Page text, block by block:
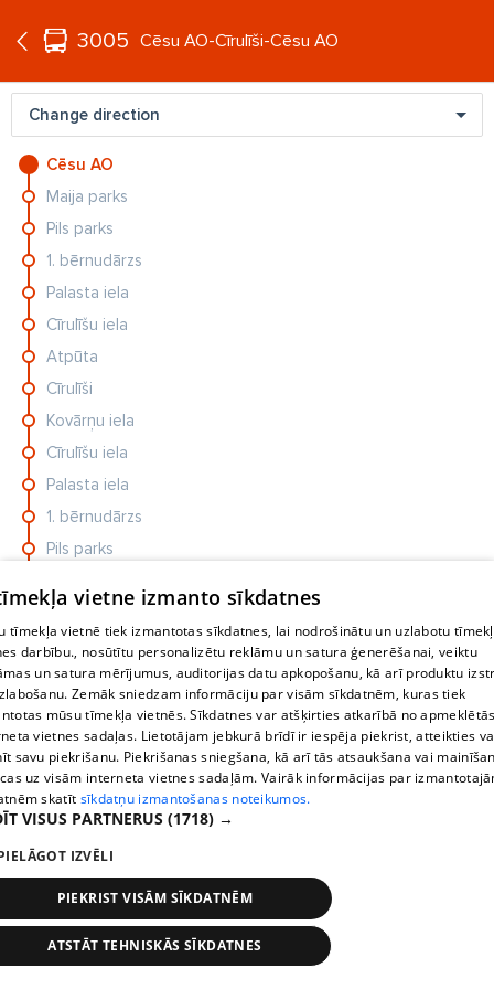
EN
3005 Cēsu AO-Cīrulīši-Cēsu AO
Change direction
Cēsu AO
Maija parks
Pils parks
1. bērnudārzs
Palasta iela
Cīrulīšu iela
Atpūta
Cīrulīši
Kovārņu iela
Cīrulīšu iela
Palasta iela
1. bērnudārzs
Pils parks
Cēsu AO
Stops Times
CIEMOS
FOTO: Vieta romantikai un ballītēm. Kā Andrejeva un
vietne izmanto sīkdatnes
tīmekļa vietnē tiek izmantotas sīkdatnes, lai nodrošinātu un uzlabotu
darbību., nosūtītu personalizētu reklāmu un satura ģenerēšanai, veiktu
un satura mērījumus, auditorijas datu apkopošanu, kā arī produktu
Zemāk sniedzam informāciju par visām sīkdatnēm, kuras tiek
mūsu tīmekļa vietnēs. Sīkdatnes var atšķirties atkarībā no
vietnes sadaļas. Lietotājam jebkurā brīdī ir iespēja piekrist, atteikties
savu piekrišanu. Piekrišanas sniegšana, kā arī tās atsaukšana vai
uz visām interneta vietnes sadaļām. Vairāk informācijas par
skatīt sīkdatņu izmantošanas noteikumos.
VISUS PARTNERUS (1718) →
IZVĒLI
PIEKRIST VISĀM SĪKDATNĒM
ATSTĀT TEHNISKĀS SĪKDATNES